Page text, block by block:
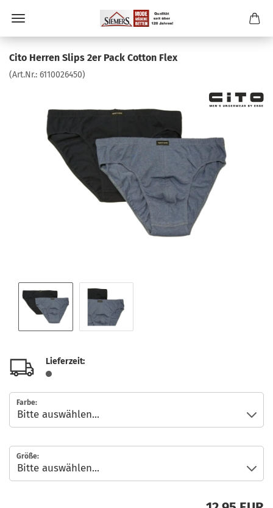
Cito Herren Slips 2er Pack Cotton Flex
(Art.Nr.: 6110026450)
Lieferzeit:
Farbe:
Größe: